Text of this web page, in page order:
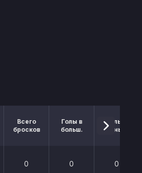
Всего
бросков
Голы в
больш.
Голы в
меньш.
0 0 0